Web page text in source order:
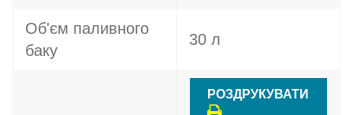
Об'єм паливного
баку
30 л
РОЗДРУКУВАТИ